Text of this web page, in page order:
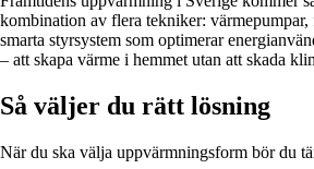
kombination av flera tekniker:
smarta styrsystem som optimerar
– att skapa värme i hemmet utan att skada
Så väljer du rätt lösning
När du ska välja uppvärmningsform bör du